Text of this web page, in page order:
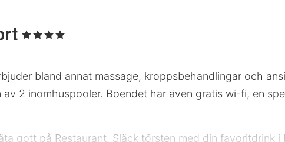
, 4 Stjärnor
bland annat massage, kroppsbehandlingar och
2 inomhuspooler. Boendet har även gratis wi-fi, en
gott på Restaurant. Släck törsten med din favoritdrink i